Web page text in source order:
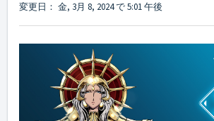
変更日： 金, 3月 8, 2024 で 5:01 午後